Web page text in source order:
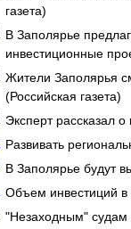
газета)
В Заполярье
инвестиционные
Жители Заполярья
(Российская газета)
Эксперт рассказал
Развивать
В Заполярье будут
Объем инвестиций в
"Незаходным" судам